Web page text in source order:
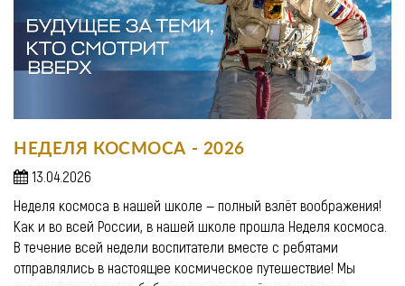
НЕДЕЛЯ КОСМОСА - 2026
13.04.2026
Неделя космоса в нашей школе — полный взлёт воображения!
Как и во всей России, в нашей школе прошла Неделя космоса.
В течение всей недели воспитатели вместе с ребятами
отправлялись в настоящее космическое путешествие! Мы